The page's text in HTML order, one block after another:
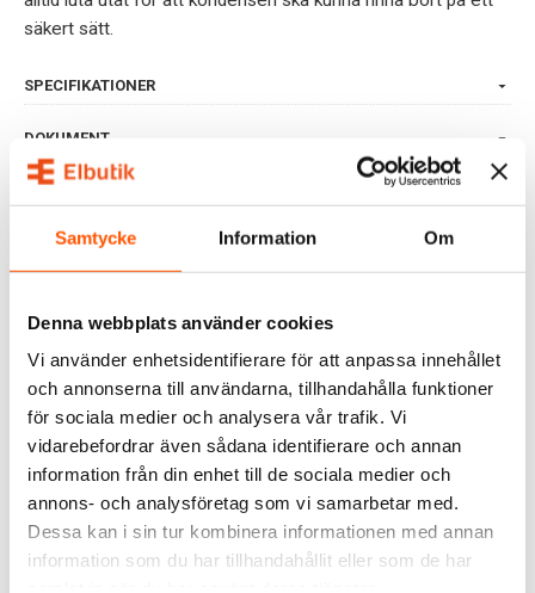
Samtycke Information Om
Denna webbplats använder cookies
Vi använder enhetsidentifierare för att anpassa innehållet
och annonserna till användarna, tillhandahålla funktioner
för sociala medier och analysera vår trafik. Vi
vidarebefordrar även sådana identifierare och annan
information från din enhet till de sociala medier och
annons- och analysföretag som vi samarbetar med.
Dessa kan i sin tur kombinera informationen med annan
information som du har tillhandahållit eller som de har
säkert sätt.
SPECIFIKATIONER
DOKUMENT
OMDÖMEN
FRÅGOR & SVAR
RELATERADE PRODUKTER